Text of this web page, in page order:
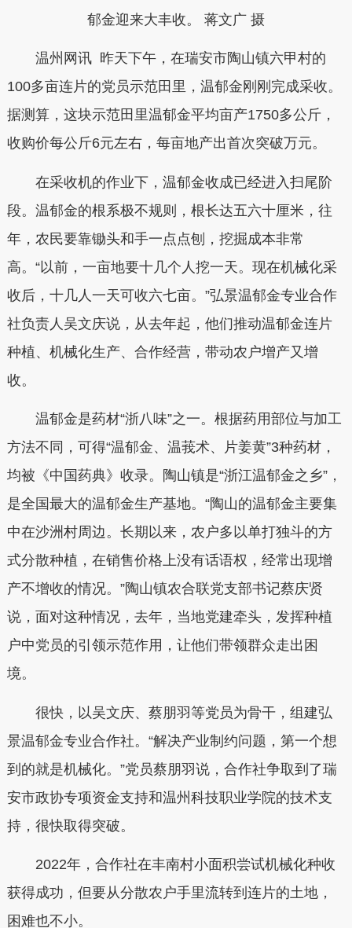
郁金迎来大丰收。 蒋文广 摄
温州网讯 昨天下午，在瑞安市陶山镇六甲村的
100多亩连片的党员示范田里，温郁金刚刚完成采收。
据测算，这块示范田里温郁金平均亩产1750多公斤，
收购价每公斤6元左右，每亩地产出首次突破万元。
在采收机的作业下，温郁金收成已经进入扫尾阶
段。温郁金的根系极不规则，根长达五六十厘米，往
年，农民要靠锄头和手一点点刨，挖掘成本非常
高。“以前，一亩地要十几个人挖一天。现在机械化采
收后，十几人一天可收六七亩。”弘景温郁金专业合作
社负责人吴文庆说，从去年起，他们推动温郁金连片
种植、机械化生产、合作经营，带动农户增产又增
收。
温郁金是药材“浙八味”之一。根据药用部位与加工
方法不同，可得“温郁金、温莪术、片姜黄”3种药材，
均被《中国药典》收录。陶山镇是“浙江温郁金之乡”，
是全国最大的温郁金生产基地。“陶山的温郁金主要集
中在沙洲村周边。长期以来，农户多以单打独斗的方
式分散种植，在销售价格上没有话语权，经常出现增
产不增收的情况。”陶山镇农合联党支部书记蔡庆贤
说，面对这种情况，去年，当地党建牵头，发挥种植
户中党员的引领示范作用，让他们带领群众走出困
境。
很快，以吴文庆、蔡朋羽等党员为骨干，组建弘
景温郁金专业合作社。“解决产业制约问题，第一个想
到的就是机械化。”党员蔡朋羽说，合作社争取到了瑞
安市政协专项资金支持和温州科技职业学院的技术支
持，很快取得突破。
2022年，合作社在丰南村小面积尝试机械化种收
获得成功，但要从分散农户手里流转到连片的土地，
困难也不小。